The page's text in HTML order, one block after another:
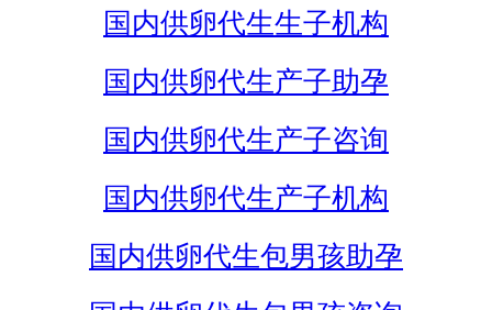
国内供卵代生生子机构
国内供卵代生产子助孕
国内供卵代生产子咨询
国内供卵代生产子机构
国内供卵代生包男孩助孕